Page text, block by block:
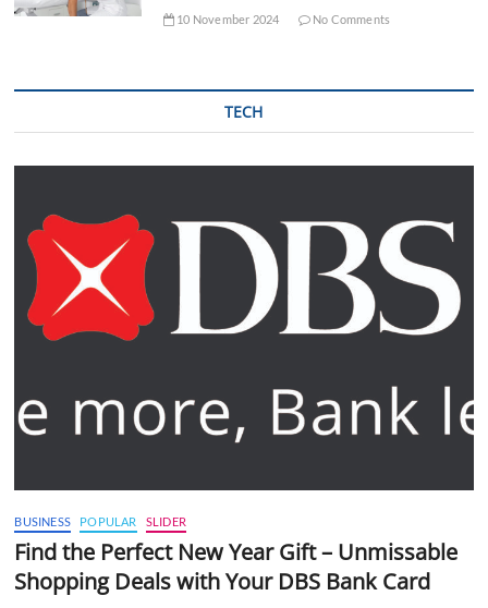
10 November 2024 No Comments
TECH
BUSINESS POPULAR SLIDER
Find the Perfect New Year Gift – Unmissable
Shopping Deals with Your DBS Bank Card